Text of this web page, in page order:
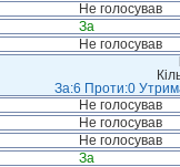
Не голосував
За
Не голосував
За:6 Проти:0
Не голосував
Не голосував
Не голосував
За